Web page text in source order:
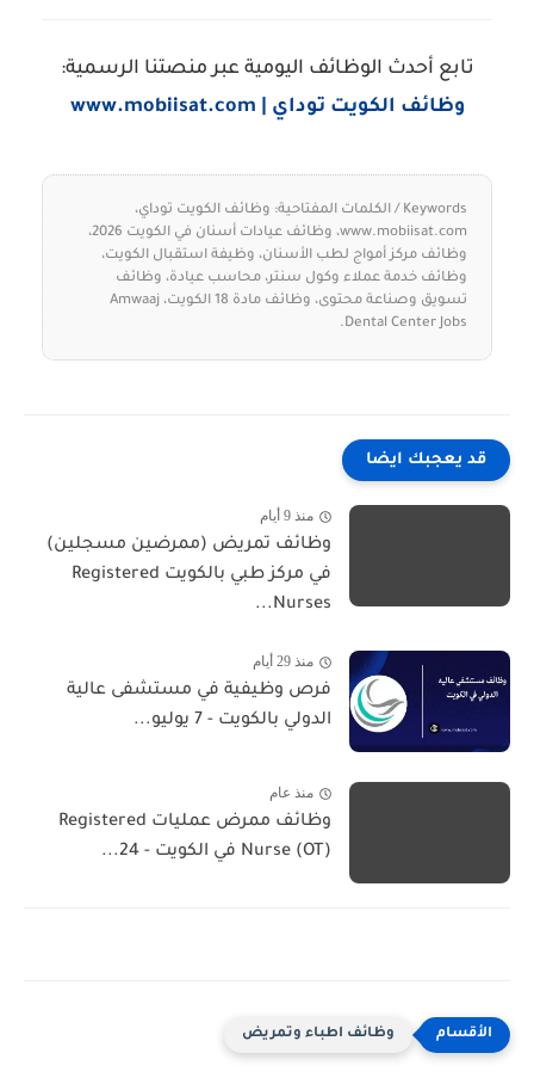
تابع أحدث الوظائف اليومية عبر منصتنا الرسمية:
وظائف الكويت توداي | www.mobiisat.com
Keywords / الكلمات المفتاحية:
وظائف الكويت توداي،
www.mobiisat.com، وظائف عيادات أسنان في الكويت 2026،
وظائف مركز أمواج لطب الأسنان، وظيفة استقبال الكويت،
وظائف خدمة عملاء وكول سنتر، محاسب عيادة، وظائف
تسويق وصناعة محتوى، وظائف مادة 18 الكويت، Amwaaj
Dental Center Jobs.
قد يعجبك ايضا
منذ 9 أيام
وظائف تمريض (ممرضين مسجلين)
في مركز طبي بالكويت Registered
Nurses...
منذ 29 أيام
فرص وظيفية في مستشفى عالية
الدولي بالكويت - 7 يوليو...
منذ عام
وظائف ممرض عمليات Registered
Nurse (OT) في الكويت - 24...
وظائف اطباء وتمريض